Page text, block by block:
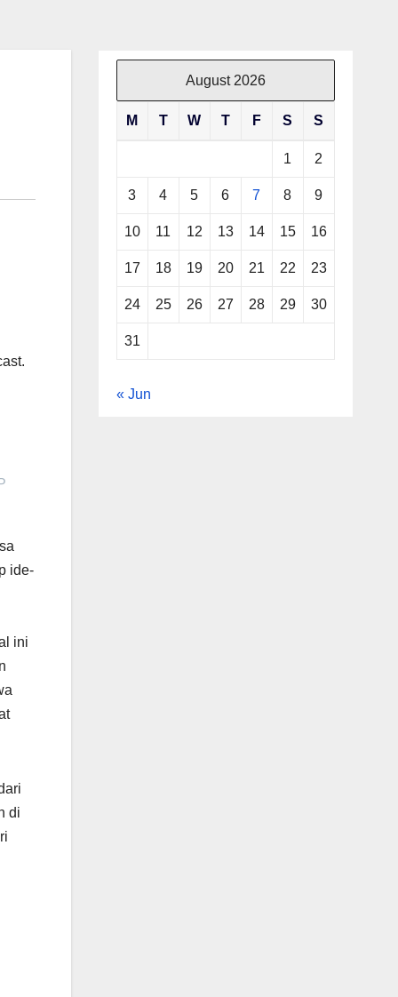
ide-
ini
di
August 2026
M T W T F S S
1 2
3 4 5 6 7 8 9
10 11 12 13 14 15 16
17 18 19 20 21 22 23
24 25 26 27 28 29 30
31
« Jun